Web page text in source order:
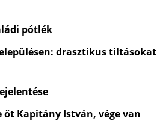
pótlék
drasztikus tiltásokat
Kapitány István, vége van